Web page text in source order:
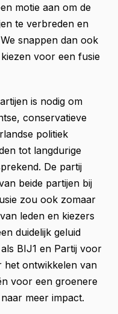
motie aan om de
te verbreden en
snappen dan ook
voor een fusie
is nodig om
conservatieve
politiek
tot langdurige
De partij
beide partijen bij
zou ook zomaar
leden en kiezers
duidelijk geluid
BIJ1 en Partij voor
het ontwikkelen van
voor een groenere
meer impact.